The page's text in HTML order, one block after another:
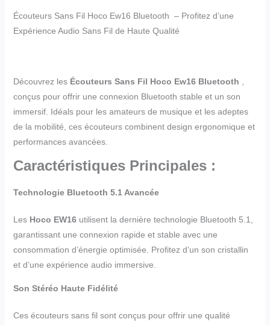
Écouteurs Sans Fil Hoco Ew16 Bluetooth – Profitez d’une
Expérience Audio Sans Fil de Haute Qualité
Découvrez les Écouteurs Sans Fil Hoco Ew16 Bluetooth ,
conçus pour offrir une connexion Bluetooth stable et un son
immersif. Idéals pour les amateurs de musique et les adeptes
de la mobilité, ces écouteurs combinent design ergonomique et
performances avancées.
Caractéristiques Principales :
Technologie Bluetooth 5.1 Avancée
Les Hoco EW16utilisent la dernière technologie Bluetooth 5.1,
garantissant une connexion rapide et stable avec une
consommation d’énergie optimisée. Profitez d’un son cristallin
et d’une expérience audio immersive.
Son Stéréo Haute Fidélité
Ces écouteurs sans fil sont conçus pour offrir une qualité